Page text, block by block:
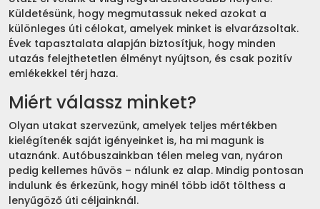
Küldetésünk, hogy megmutassuk neked azokat a
különleges úti célokat, amelyek minket is elvarázsoltak.
Évek tapasztalata alapján biztosítjuk, hogy minden
utazás felejthetetlen élményt nyújtson, és csak pozitív
emlékekkel térj haza.
Miért válassz minket?
Olyan utakat szervezünk, amelyek teljes mértékben
kielégítenék saját igényeinket is, ha mi magunk is
utaznánk. Autóbuszainkban télen meleg van, nyáron
pedig kellemes hűvös – nálunk ez alap. Mindig pontosan
indulunk és érkezünk, hogy minél több időt tölthess a
lenyűgöző úti céljainknál.